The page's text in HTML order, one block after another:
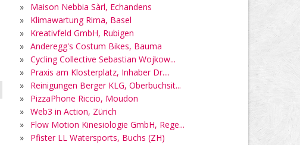
»
Maison Nebbia Sàrl, Echandens
»
Klimawartung Rima, Basel
»
Kreativfeld GmbH, Rubigen
» Anderegg's Costum Bikes, Bauma
» Cycling Collective Sebastian Wojkow...
»
Praxis am Klosterplatz, Inhaber Dr....
»
Reinigungen Berger KLG, Oberbuchsit...
»
PizzaPhone Riccio, Moudon
» Web3 in Action, Zürich
»
Flow Motion Kinesiologie GmbH, Rege...
»
Pfister LL Watersports, Buchs (ZH)